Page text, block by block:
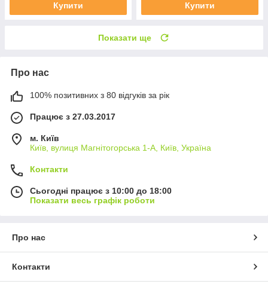
Купити Купити
Показати ще
Про нас
100% позитивних з 80 відгуків за рік
Працює з 27.03.2017
м. Київ
Київ, вулиця Магнітогорська 1-А, Київ, Україна
Контакти
Сьогодні працює з 10:00 до 18:00
Показати весь графік роботи
Про нас
Контакти